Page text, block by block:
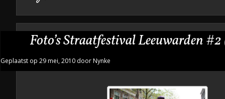
Foto’s Straatfestival Leeuwarden
Geplaatst op 29 mei, 2010 door Nynke